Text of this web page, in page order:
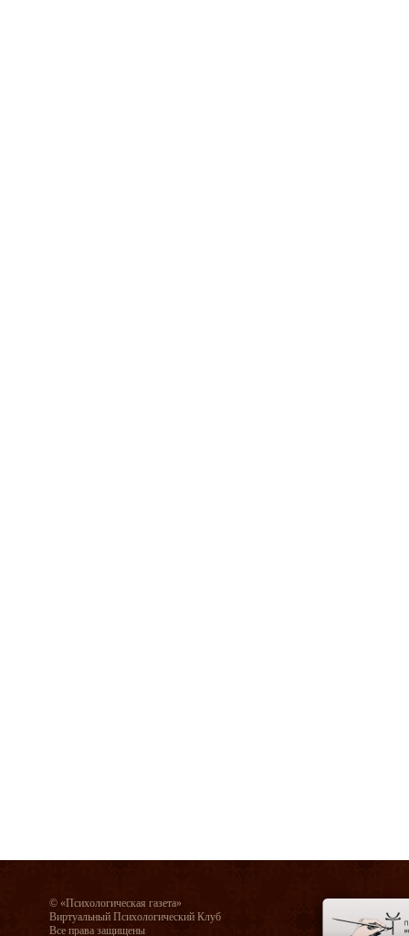
© «Психологическая газета»
Виртуальный Психологический Клуб
Все права защищены